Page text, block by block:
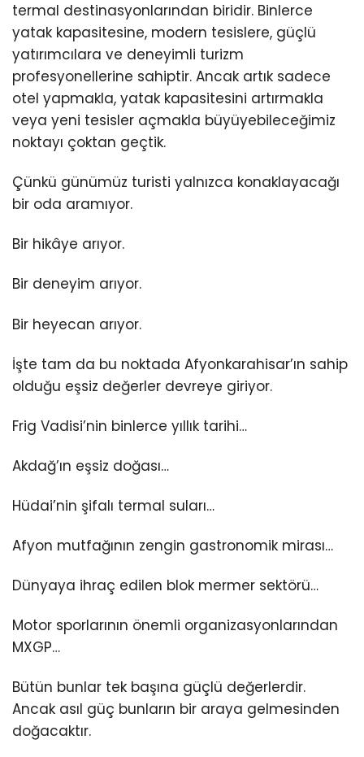
termal destinasyonlarından biridir. Binlerce
yatak kapasitesine, modern tesislere, güçlü
yatırımcılara ve deneyimli turizm
profesyonellerine sahiptir. Ancak artık sadece
otel yapmakla, yatak kapasitesini artırmakla
veya yeni tesisler açmakla büyüyebileceğimiz
noktayı çoktan geçtik.
Çünkü günümüz turisti yalnızca konaklayacağı
bir oda aramıyor.
Bir hikâye arıyor.
Bir deneyim arıyor.
Bir heyecan arıyor.
İşte tam da bu noktada Afyonkarahisar’ın sahip
olduğu eşsiz değerler devreye giriyor.
Frig Vadisi’nin binlerce yıllık tarihi…
Akdağ’ın eşsiz doğası…
Hüdai’nin şifalı termal suları…
Afyon mutfağının zengin gastronomik mirası…
Dünyaya ihraç edilen blok mermer sektörü…
Motor sporlarının önemli organizasyonlarından
MXGP…
Bütün bunlar tek başına güçlü değerlerdir.
Ancak asıl güç bunların bir araya gelmesinden
doğacaktır.